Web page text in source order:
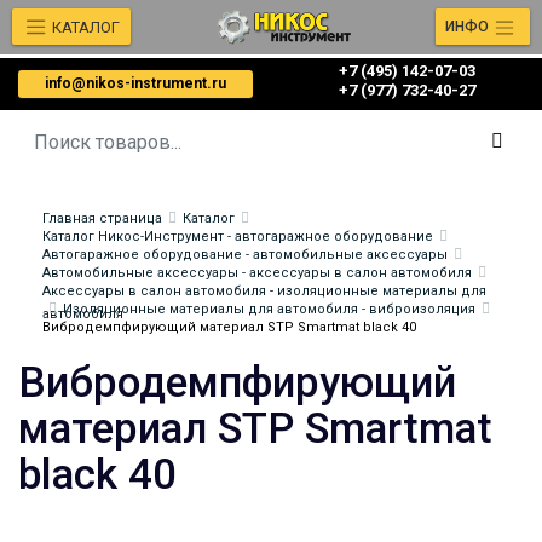
info@nikos-instrument.ru
+7 (495) 142-07-03
‎‎+7 (977) 732-40-27
КАТАЛОГ ИНФО
Главная страница
Каталог
Каталог Никос-Инструмент - автогаражное оборудование
Автогаражное оборудование - автомобильные аксессуары
Автомобильные аксессуары - аксессуары в салон автомобиля
Аксессуары в салон автомобиля - изоляционные материалы для
автомобиля
Изоляционные материалы для автомобиля - виброизоляция
Вибродемпфирующий материал STP Smartmat black 40
Вибродемпфирующий
материал STP Smartmat
black 40